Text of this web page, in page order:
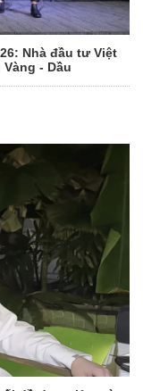
Nhà đầu tư Việt
- Dầu